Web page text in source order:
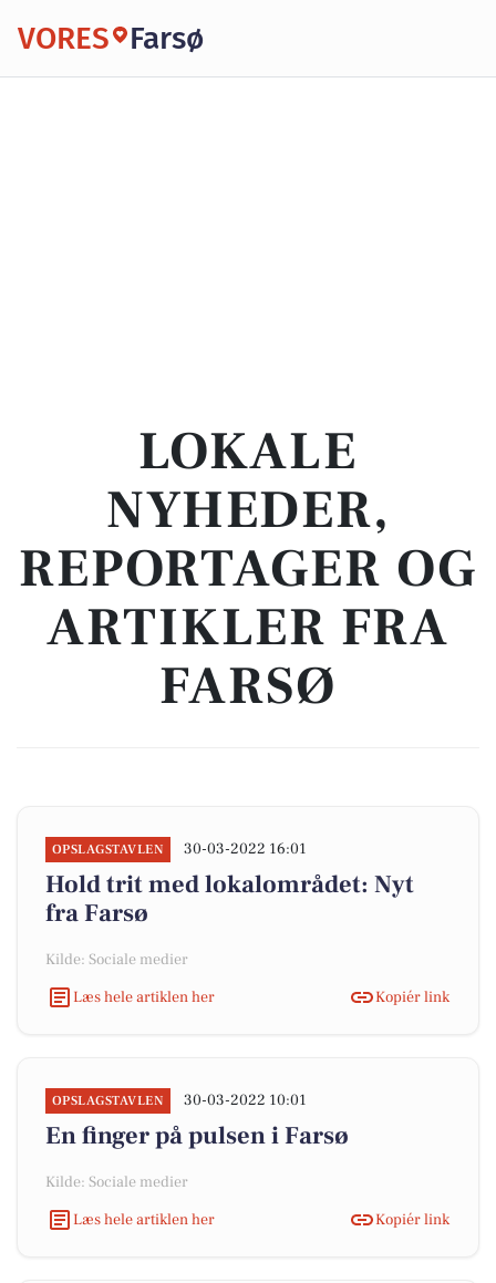
VORES Farsø
LOKALE
NYHEDER,
REPORTAGER OG
ARTIKLER FRA
FARSØ
OPSLAGSTAVLEN 30-03-2022 16:01
Hold trit med lokalområdet: Nyt
fra Farsø
Kilde: Sociale medier
Læs hele artiklen her
Kopiér link
OPSLAGSTAVLEN 30-03-2022 10:01
En finger på pulsen i Farsø
Kilde: Sociale medier
Læs hele artiklen her
Kopiér link